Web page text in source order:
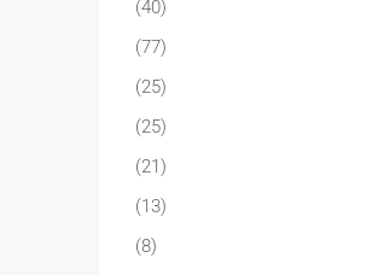
(40)
(77)
(25)
(25)
(21)
(13)
(8)